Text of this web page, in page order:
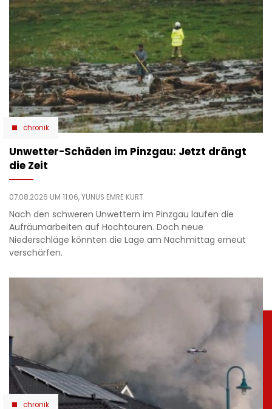
chronik
Unwetter-Schäden im Pinzgau: Jetzt drängt
die Zeit
07.08.2026 UM 11:06,YUNUS EMRE KURT
Nach den schweren Unwettern im Pinzgau laufen die
Aufräumarbeiten auf Hochtouren. Doch neue
Niederschläge könnten die Lage am Nachmittag erneut
verschärfen.
chronik